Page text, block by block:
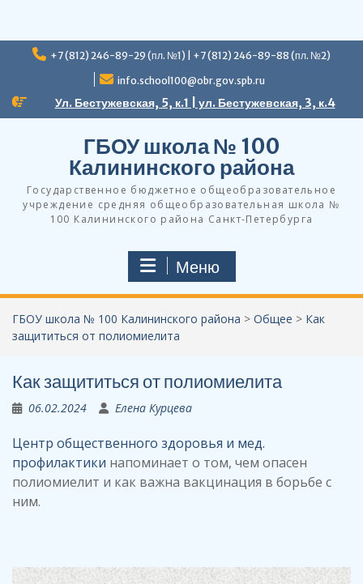
Перейти
+7 (812) 246-89-29 (пл. №1) | +7 (812) 246-89-88 (пл. №2)
info.school100@obr.gov.spb.ru
Ул. Бестужевская, 5, к.1 | ул. Бестужевская, 3, к.4
ГБОУ школа № 100
Калининского района
Государственное бюджетное общеобразовательное
учреждение средняя общеобразовательная школа №
100 Калининского района Санкт-Петербурга
Меню
ГБОУ школа № 100 Калининского района > Общее > Как
защититься от полиомиелита
Как защититься от полиомиелита
06.02.2024 Елена Курцева
Центр общественного здоровья и мед.
профилактики напоминает о том, чем опасен
полиомиелит и как важна вакцинация в борьбе с
ним.